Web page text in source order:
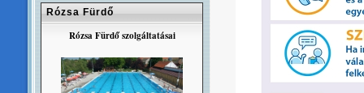
Rózsa Fürdő
Rózsa Fürdő szolgáltatásai